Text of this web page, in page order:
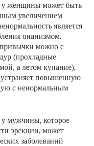
у женщины мо­жет быть
увели­чением
является
онанизмом.
можно с
(про­хладные
а летом купание),
повышенную
с не­нормальным
мужчины, кото­рое
эрекции, мо­жет
заболева­ний